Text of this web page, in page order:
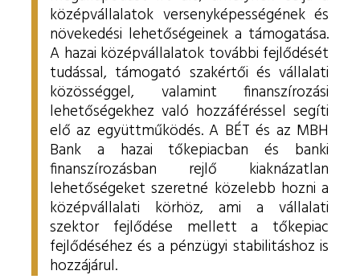
középvállalatok versenyképességének és
növekedési lehetőségeinek a támogatása.
A hazai középvállalatok további fejlődését
tudással, támogató szakértői és vállalati
közösséggel, valamint finanszírozási
lehetőségekhez való hozzáféréssel segíti
elő az együttműködés. A BÉT és az MBH
Bank a hazai tőkepiacban és banki
finanszírozásban rejlő kiaknázatlan
lehetőségeket szeretné közelebb hozni a
középvállalati körhöz, ami a vállalati
szektor fejlődése mellett a tőkepiac
fejlődéséhez és a pénzügyi stabilitáshoz is
hozzájárul.